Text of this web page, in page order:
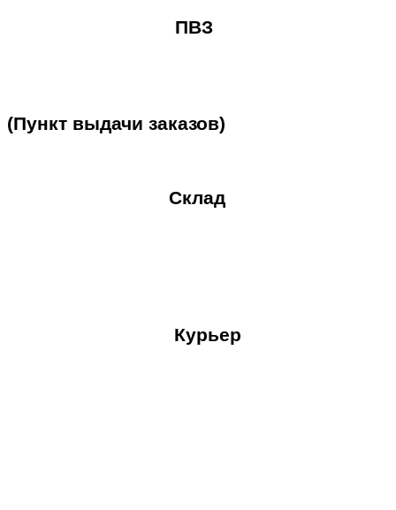
ПВЗ
(Пункт выдачи заказов)
Склад
Курьер